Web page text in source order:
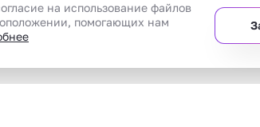
на использование файлов
помогающих нам